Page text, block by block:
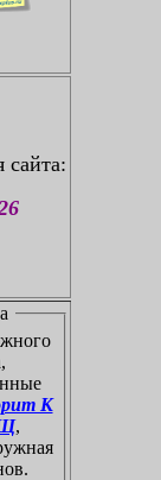
сайта:
К
,